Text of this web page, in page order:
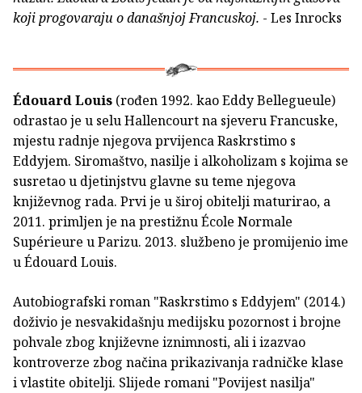
koji progovaraju o današnjoj Francuskoj. - Les Inrocks
Édouard Louis (rođen 1992. kao Eddy Bellegueule)
odrastao je u selu Hallencourt na sjeveru Francuske,
mjestu radnje njegova prvijenca Raskrstimo s
Eddyjem. Siromaštvo, nasilje i alkoholizam s kojima se
susretao u djetinjstvu glavne su teme njegova
književnog rada. Prvi je u široj obitelji maturirao, a
2011. primljen je na prestižnu École Normale
Supérieure u Parizu. 2013. službeno je promijenio ime
u Édouard Louis.
Autobiografski roman "Raskrstimo s Eddyjem" (2014.)
doživio je nesvakidašnju medijsku pozornost i brojne
pohvale zbog književne iznimnosti, ali i izazvao
kontroverze zbog načina prikazivanja radničke klase
i vlastite obitelji. Slijede romani "Povijest nasilja"